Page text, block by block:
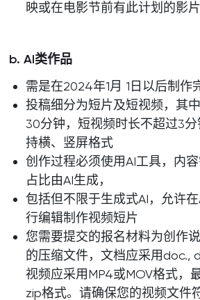
映或在电影节前有此计划的影
b. AI类作品
需是在2024年1月 1日以后制作
投稿细分为短片及短视频，其
30分钟，短视频时长不超过3
持横、竖屏格式
创作过程必须使用AI工具，内
占比由AI生成，
包括但不限于生成式AI，允许
行编辑制作视频短片
您需要提交的报名材料为创作
的压缩文件，文档应采用doc.,
视频应采用MP4或MOV格式，
zip格式。请确保您的视频文件